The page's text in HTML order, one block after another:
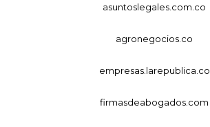
asuntoslegales.com.co
agronegocios.co
empresas.larepublica.co
firmasdeabogados.com